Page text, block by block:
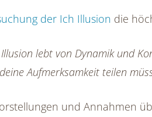
der Ich Illusion die
lebt von Dynamik und
Aufmerksamkeit teilen
und Annahmen